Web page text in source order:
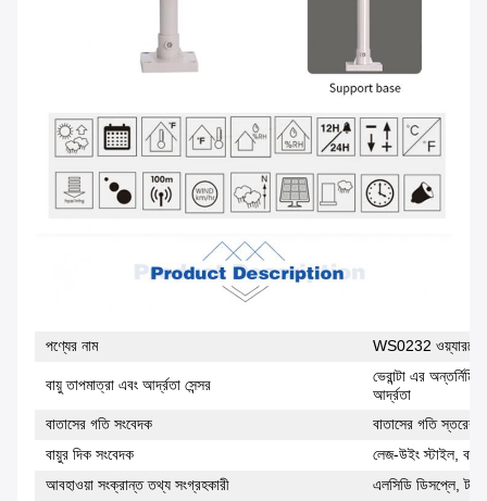
পণ্যের নাম WS0232 ওয়্যারলেস
বায়ু তাপমাত্রা এবং আর্দ্রতা সেন্সর
ভেরান্টা এর
আর্দ্রতা
বাতাসের গতি সংবেদক
বাতাসের গতি স্তরের
বায়ুর দিক সংবেদক
লেজ-উইং স্টাইল,
আবহাওয়া সংক্রান্ত তথ্য সংগ্রহকারী
এলসিডি ডিসপ্লে,